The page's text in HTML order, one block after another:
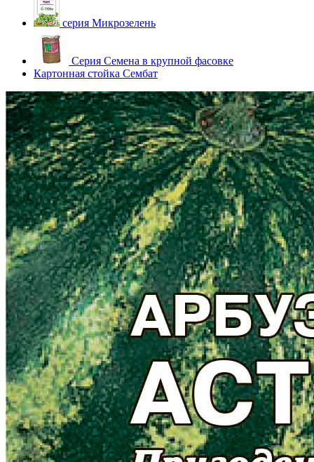
серия Микрозелень
Серия Семена в крупной фасовке
Картонная стойка Сембат